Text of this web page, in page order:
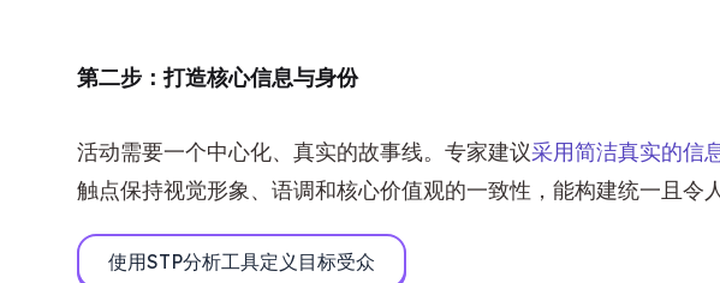
第二步：打造核心信息与身份
活动需要一个中心化、真实的故事线。专家建议采用简洁真实的信
触点保持视觉形象、语调和核心价值观的一致性，能构建统一且令
使用STP分析工具定义目标受众